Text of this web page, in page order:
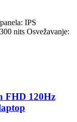
IPS
nits Osvežavanje:
FHD 120Hz